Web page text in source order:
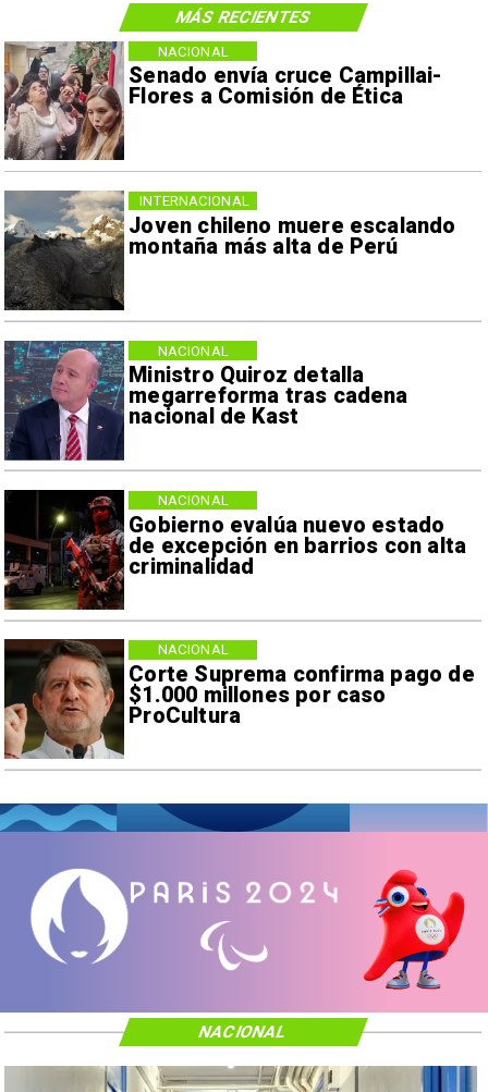
Senado envía cruce Campillai-
Flores a Comisión de Ética
NACIONAL
Joven chileno muere escalando
montaña más alta de Perú
INTERNACIONAL
Ministro Quiroz detalla
megarreforma tras cadena
nacional de Kast
NACIONAL
Gobierno evalúa nuevo estado
de excepción en barrios con alta
criminalidad
NACIONAL
Corte Suprema confirma pago de
$1.000 millones por caso
ProCultura
NACIONAL
MÁS RECIENTES
NACIONAL